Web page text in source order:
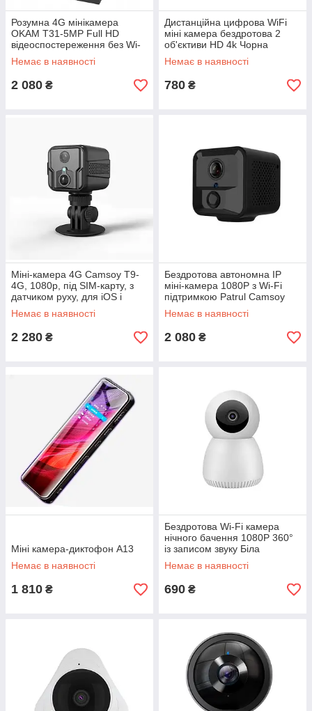
Розумна 4G мінікамера
OKAM T31-5MP Full HD
відеоспостереження без Wi-
Fi з SIM-картою та
акумулятором 3000 мА·год
Немає в наявності
2 080 ₴
Дистанційна цифрова WiFi
міні камера бездротова 2
об'єктиви HD 4k Чорна
Немає в наявності
780 ₴
Міні-камера 4G Camsoy T9-
4G, 1080p, під SIM-карту, з
датчиком руху, для iOS і
Android
Немає в наявності
2 280 ₴
Бездротова автономна IP
міні-камера 1080P з Wi-Fi
підтримкою Patrul Camsoy
S9W2
Немає в наявності
2 080 ₴
Міні камера-диктофон A13
Немає в наявності
1 810 ₴
Бездротова Wi-Fi камера
нічного бачення 1080P 360°
із записом звуку Біла
Немає в наявності
690 ₴